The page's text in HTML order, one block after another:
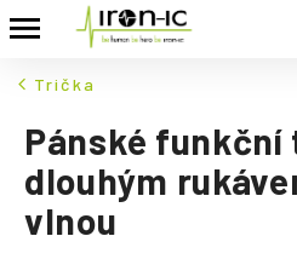
na
Trička
Pánské funkční
dlouhým
vlnou
K
o
C
o
p
o